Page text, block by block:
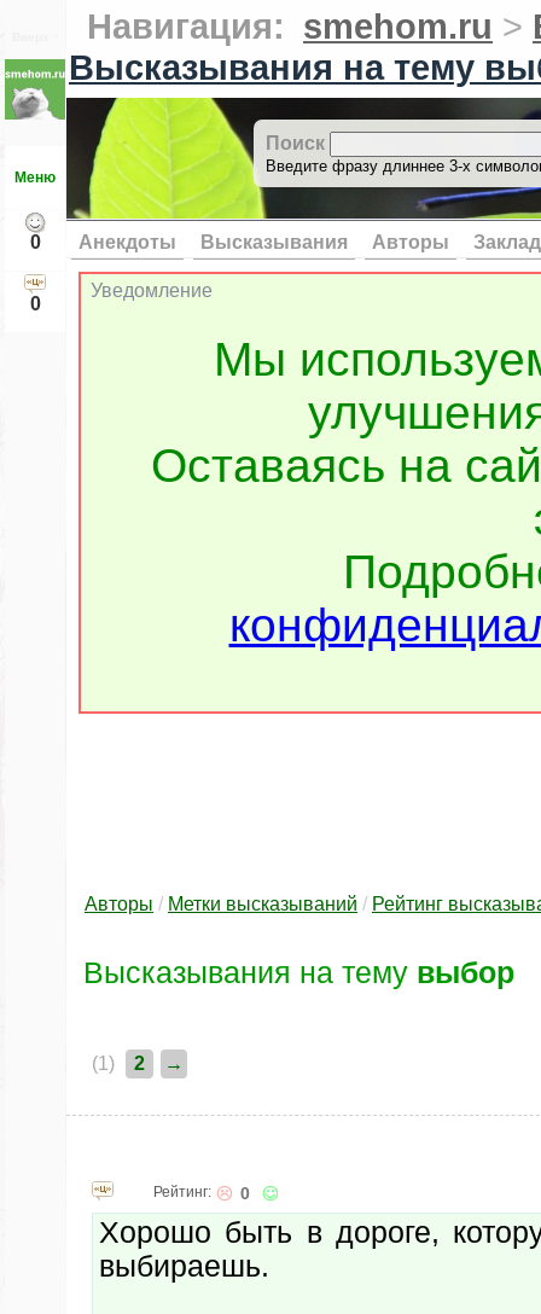
Меню
0
0
Навигация: smehom.ru >
Высказывания на тему
Поиск
Введите фразу длиннее 3-х
Анекдоты Высказывания Авторы
Уведомление
Мы
Оставаясь на
Авторы / Метки высказываний / Рейтинг
Высказывания на тему выбор
(1) 2 →
Рейтинг: 0
Хорошо быть в дороге,
выбираешь.